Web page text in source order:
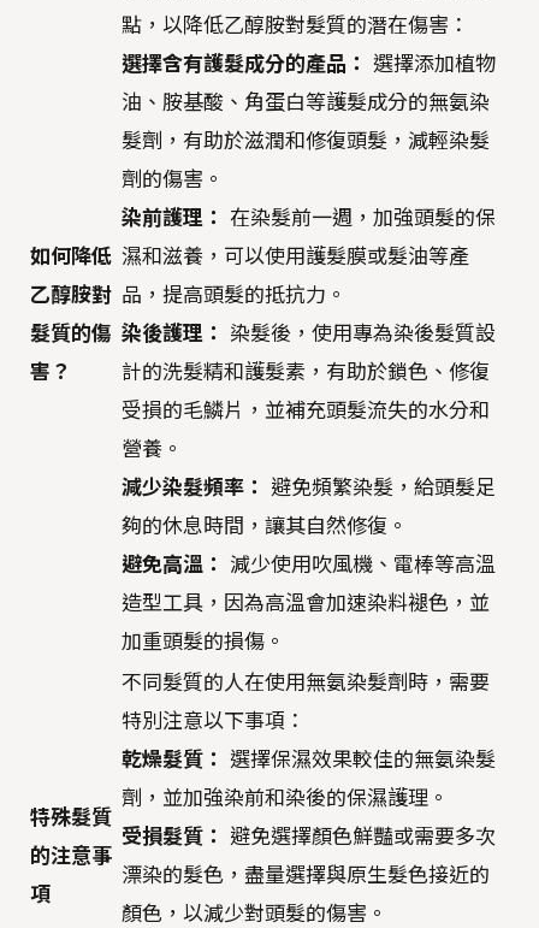
如何降低
乙醇胺對
髮質的傷
害？
點，以降低乙醇胺對髮質的潛在傷害：
選擇含有護髮成分的產品：
選擇添加植物
油、胺基酸、角蛋白等護髮成分的無氨染
髮劑，有助於滋潤和修復頭髮，減輕染髮
劑的傷害。
染前護理： 在染髮前一週，加強頭髮的保
濕和滋養，可以使用護髮膜或髮油等產
品，提高頭髮的抵抗力。
染後護理： 染髮後，使用專為染後髮質設
計的洗髮精和護髮素，有助於鎖色、修復
受損的毛鱗片，並補充頭髮流失的水分和
營養。
減少染髮頻率：
避免頻繁染髮，給頭髮足
夠的休息時間，讓其自然修復。
避免高溫：
減少使用吹風機、電棒等高溫
造型工具，因為高溫會加速染料褪色，並
加重頭髮的損傷。
特殊髮質
的注意事
項
不同髮質的人在使用無氨染髮劑時，需要
特別注意以下事項：
乾燥髮質：
選擇保濕效果較佳的無氨染髮
劑，並加強染前和染後的保濕護理。
受損髮質：
避免選擇顏色鮮豔或需要多次
漂染的髮色，盡量選擇與原生髮色接近的
顏色，以減少對頭髮的傷害。